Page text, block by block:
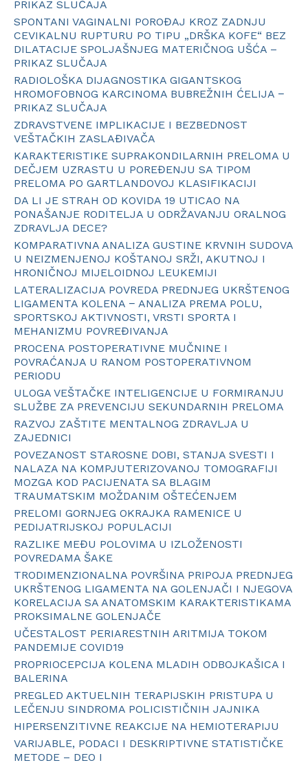
PRIKAZ SLUČAJA
SPONTANI VAGINALNI POROĐAJ KROZ ZADNJU
CEVIKALNU RUPTURU PO TIPU „DRŠKA KOFE“ BEZ
DILATACIJE SPOLJAŠNJEG MATERIČNOG UŠĆA –
PRIKAZ SLUČAJA
RADIOLOŠKA DIJAGNOSTIKA GIGANTSKOG
HROMOFOBNOG KARCINOMA BUBREŽNIH ĆELIJA −
PRIKAZ SLUČAJA
ZDRAVSTVENE IMPLIKACIJE I BEZBEDNOST
VEŠTAČKIH ZASLAĐIVAČA
KARAKTERISTIKE SUPRAKONDILARNIH PRELOMA U
DEČJEM UZRASTU U POREĐENJU SA TIPOM
PRELOMA PO GARTLANDOVOJ KLASIFIKACIJI
DA LI JE STRAH OD KOVIDA 19 UTICAO NA
PONAŠANJE RODITELJA U ODRŽAVANJU ORALNOG
ZDRAVLJA DECE?
KOMPARATIVNA ANALIZA GUSTINE KRVNIH SUDOVA
U NEIZMENJENOJ KOŠTANOJ SRŽI, AKUTNOJ I
HRONIČNOJ MIJELOIDNOJ LEUKEMIJI
LATERALIZACIJA POVREDA PREDNJEG UKRŠTENOG
LIGAMENTA KOLENA − ANALIZA PREMA POLU,
SPORTSKOJ AKTIVNOSTI, VRSTI SPORTA I
MEHANIZMU POVREĐIVANJA
PROCENA POSTOPERATIVNE MUČNINE I
POVRAĆANJA U RANOM POSTOPERATIVNOM
PERIODU
ULOGA VEŠTAČKE INTELIGENCIJE U FORMIRANJU
SLUŽBE ZA PREVENCIJU SEKUNDARNIH PRELOMA
RAZVOJ ZAŠTITE MENTALNOG ZDRAVLJA U
ZAJEDNICI
POVEZANOST STAROSNE DOBI, STANJA SVESTI I
NALAZA NA KOMPJUTERIZOVANOJ TOMOGRAFIJI
MOZGA KOD PACIJENATA SA BLAGIM
TRAUMATSKIM MOŽDANIM OŠTEĆENJEM
PRELOMI GORNJEG OKRAJKA RAMENICE U
PEDIJATRIJSKOJ POPULACIJI
RAZLIKE MEĐU POLOVIMA U IZLOŽENOSTI
POVREDAMA ŠAKE
TRODIMENZIONALNA POVRŠINA PRIPOJA PREDNJEG
UKRŠTENOG LIGAMENTA NA GOLENJAČI I NJEGOVA
KORELACIJA SA ANATOMSKIM KARAKTERISTIKAMA
PROKSIMALNE GOLENJAČE
UČESTALOST PERIARESTNIH ARITMIJA TOKOM
PANDEMIJE COVID19
PROPRIOCEPCIJA KOLENA MLADIH ODBOJKAŠICA I
BALERINA
PREGLED AKTUELNIH TERAPIJSKIH PRISTUPA U
LEČENJU SINDROMA POLICISTIČNIH JAJNIKA
HIPERSENZITIVNE REAKCIJE NA HEMIOTERAPIJU
VARIJABLE, PODACI I DESKRIPTIVNE STATISTIČKE
METODE – DEO I